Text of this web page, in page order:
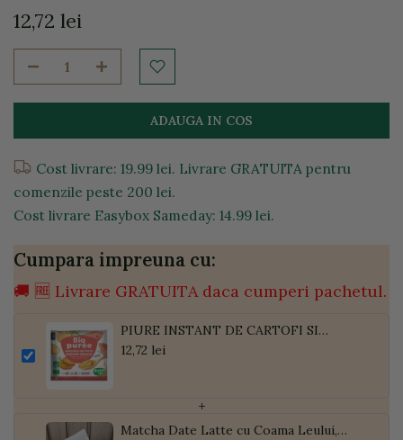
12,72 lei
ADAUGA IN COS
Cost livrare: 19.99 lei. Livrare GRATUITA pentru
comenzile peste 200 lei.
Cost livrare Easybox Sameday: 14.99 lei.
Cumpara impreuna cu:
🚚 🆓 Livrare GRATUITA daca cumperi pachetul.
PIURE INSTANT DE CARTOFI SI
CARTOFI DULCI BIO 30G
12,72 lei
+
Matcha Date Latte cu Coama Leului,